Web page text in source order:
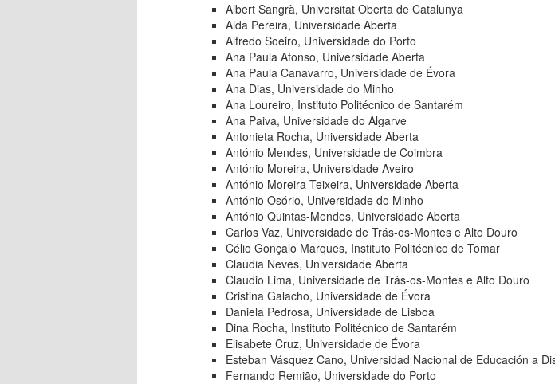
Albert Sangrà, Universitat Oberta de Catalunya
Alda Pereira, Universidade Aberta
Alfredo Soeiro, Universidade do Porto
Ana Paula Afonso, Universidade Aberta
Ana Paula Canavarro, Universidade de Évora
Ana Dias, Universidade do Minho
Ana Loureiro, Instituto Politécnico de Santarém
Ana Paiva, Universidade do Algarve
Antonieta Rocha, Universidade Aberta
António Mendes, Universidade de Coimbra
António Moreira, Universidade Aveiro
António Moreira Teixeira, Universidade Aberta
António Osório, Universidade do Minho
António Quintas-Mendes, Universidade Aberta
Carlos Vaz, Universidade de Trás-os-Montes e Alto Douro
Célio Gonçalo Marques, Instituto Politécnico de Tomar
Claudia Neves, Universidade Aberta
Claudio Lima, Universidade de Trás-os-Montes e Alto Douro
Cristina Galacho, Universidade de Évora
Daniela Pedrosa, Universidade de Lisboa
Dina Rocha, Instituto Politécnico de Santarém
Elisabete Cruz, Universidade de Évora
Esteban Vásquez Cano, Universidad Nacional de Educación a
Fernando Remião, Universidade do Porto